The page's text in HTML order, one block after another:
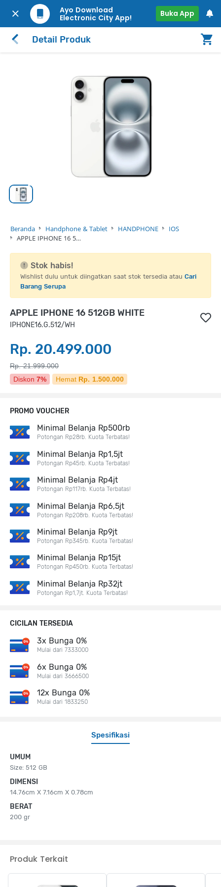
Ayo Download
Electronic City App!
Buka App
Detail Produk
Beranda Handphone & Tablet HANDPHONE
IOS
APPLE IPHONE 16 5…
Stok habis!
Wishlist dulu untuk diingatkan saat stok tersedia atau Cari
Barang Serupa
APPLE IPHONE 16 512GB WHITE
IPHONE16.G.512/WH
Rp. 20.499.000
Rp. 21.999.000
Diskon 7% Hemat Rp. 1.500.000
Spesifikasi
UMUM
Size: 512 GB
DIMENSI
14.76cm X 7.16cm X 0.78cm
BERAT
200 gr
PROMO VOUCHER
Minimal Belanja Rp500rb
Potongan Rp28rb. Kuota Terbatas!
Minimal Belanja Rp1,5jt
Potongan Rp45rb. Kuota Terbatas!
Minimal Belanja Rp4jt
Potongan Rp117rb. Kuota Terbatas!
Minimal Belanja Rp6,5jt
Potongan Rp208rb. Kuota Terbatas!
Minimal Belanja Rp9jt
Potongan Rp345rb. Kuota Terbatas!
Minimal Belanja Rp15jt
Potongan Rp450rb. Kuota Terbatas!
Minimal Belanja Rp32jt
Potongan Rp1,7jt. Kuota Terbatas!
CICILAN TERSEDIA
3x Bunga 0%
Mulai dari 7333000
6x Bunga 0%
Mulai dari 3666500
12x Bunga 0%
Mulai dari 1833250
Produk Terkait